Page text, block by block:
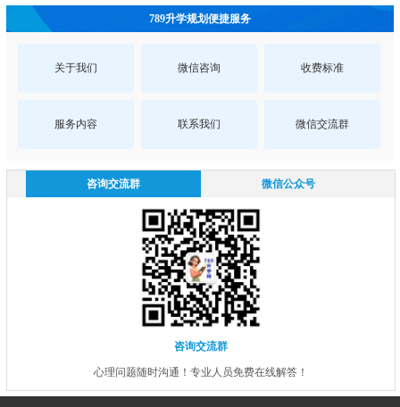
789升学规划便捷服务
关于我们 微信咨询 收费标准
服务内容 联系我们 微信交流群
咨询交流群 微信公众号
咨询交流群
心理问题随时沟通！专业人员免费在线解答！